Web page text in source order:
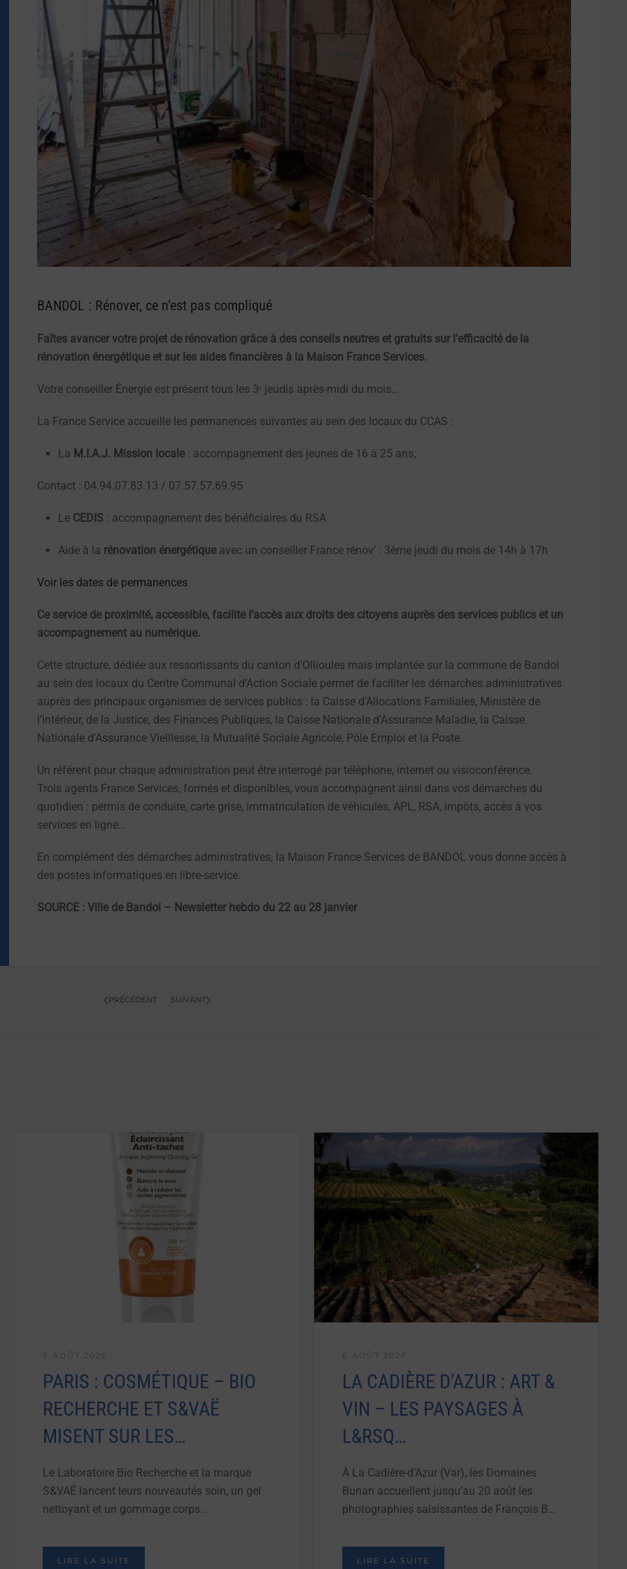
BANDOL : Rénover, ce n’est pas compliqué
Faîtes avancer votre projet de rénovation grâce à des conseils neutres et gratuits sur l’efficacité de la
rénovation énergétique et sur les aides financières à la Maison France Services.
Votre conseiller Énergie est présent tous les 3ᵉ jeudis après-midi du mois…
La France Service accueille les permanences suivantes au sein des locaux du CCAS :
La M.I.A.J. Mission locale: accompagnement des jeunes de 16 à 25 ans,
Contact : 04.94.07.83.13 / 07.57.57.69.95
Le CEDIS : accompagnement des bénéficiaires du RSA
Aide à la rénovation énergétiqueavec un conseiller France rénov’ : 3ème jeudi du mois de 14h à 17h
Voir les dates de permanences
Ce service de proximité, accessible, facilite l’accès aux droits des citoyens auprès des services publics et un
accompagnement au numérique.
Cette structure, dédiée aux ressortissants du canton d’Ollioules mais implantée sur la commune de Bandol
au sein des locaux du Centre Communal d’Action Sociale permet de faciliter les démarches administratives
auprès des principaux organismes de services publics : la Caisse d’Allocations Familiales, Ministère de
l’Intérieur, de la Justice, des Finances Publiques, la Caisse Nationale d’Assurance Maladie, la Caisse
Nationale d’Assurance Vieillesse, la Mutualité Sociale Agricole, Pôle Emploi et la Poste.
Un référent pour chaque administration peut être interrogé par téléphone, internet ou visioconférence.
Trois agents France Services, formés et disponibles, vous accompagnent ainsi dans vos démarches du
quotidien : permis de conduire, carte grise, immatriculation de véhicules, APL, RSA, impôts, accès à vos
services en ligne…
En complément des démarches administratives, la Maison France Services de BANDOL vous donne accès à
des postes informatiques en libre-service.
SOURCE : Ville de Bandol – Newsletter hebdo du 22 au 28 janvier
PRÉCÉDENT SUIVANT
PARIS : COSMÉTIQUE – BIO
RECHERCHE ET S&VAË
MISENT SUR LES…
Le Laboratoire Bio Recherche et la marque
S&VAË lancent leurs nouveautés soin, un gel
nettoyant et un gommage corps…
LIRE LA SUITE
LA CADIÈRE D’AZUR : ART &
VIN – LES PAYSAGES À
L&RSQ…
À La Cadière-d’Azur (Var), les Domaines
Bunan accueillent jusqu’au 20 août les
photographies saisissantes de François B…
LIRE LA SUITE